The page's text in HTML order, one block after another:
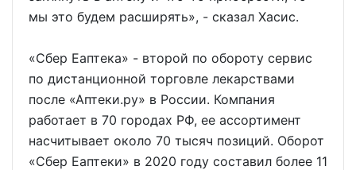
мы это будем расширять», - сказал Хасис.
«Сбер Еаптека» - второй по обороту сервис
по дистанционной торговле лекарствами
после «Аптеки.ру» в России. Компания
работает в 70 городах РФ, ее ассортимент
насчитывает около 70 тысяч позиций. Оборот
«Сбер Еаптеки» в 2020 году составил более 11